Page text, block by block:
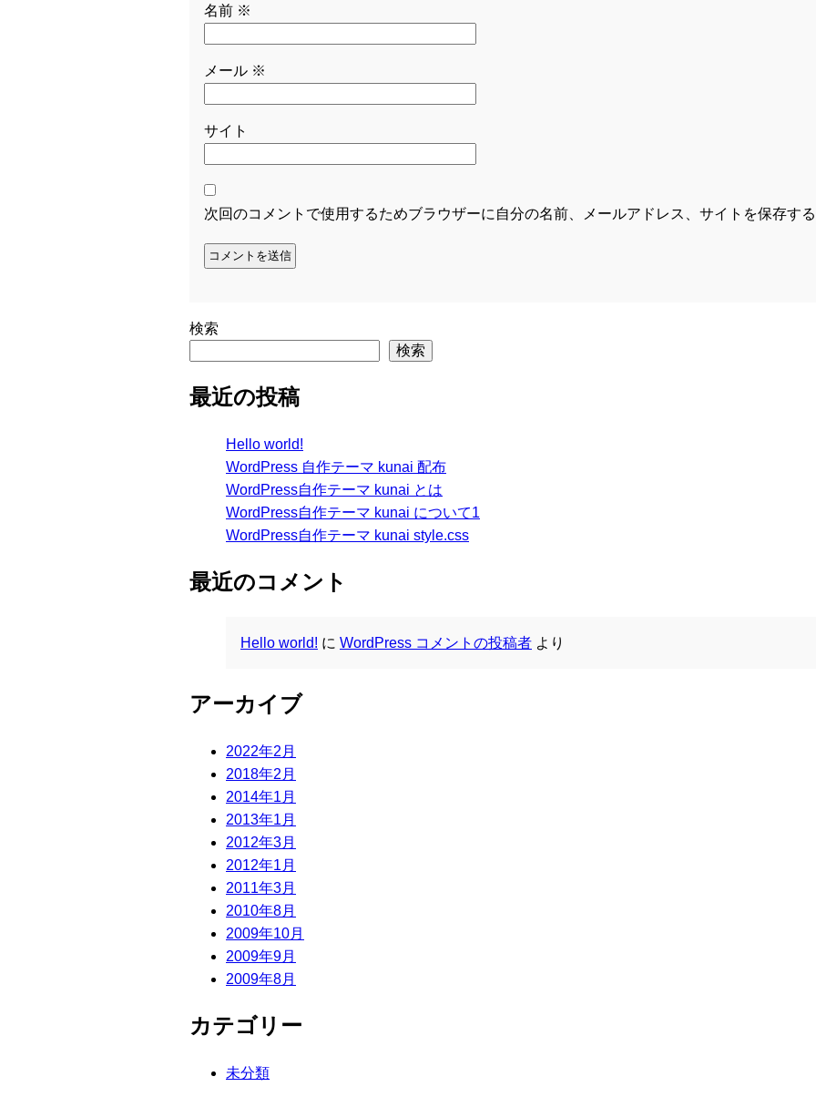
名前 ※
メール ※
サイト
次回のコメントで使用するためブラウザーに自分の名前、メールアドレス、サイトを保存す
検索
検索
最近の投稿
Hello world!
WordPress 自作テーマ kunai 配布
WordPress自作テーマ kunai とは
WordPress自作テーマ kunai について1
WordPress自作テーマ kunai style.css
最近のコメント
Hello world! に WordPress コメントの投稿者 より
アーカイブ
2022年2月
2018年2月
2014年1月
2013年1月
2012年3月
2012年1月
2011年3月
2010年8月
2009年10月
2009年9月
2009年8月
カテゴリー
未分類